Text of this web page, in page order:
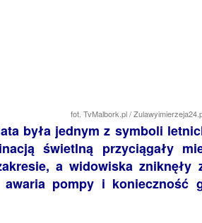
fot. TvMalbork.pl /
była jednym z symboli
świetlną przyciągały
a widowiska zniknęły
pompy i konieczność